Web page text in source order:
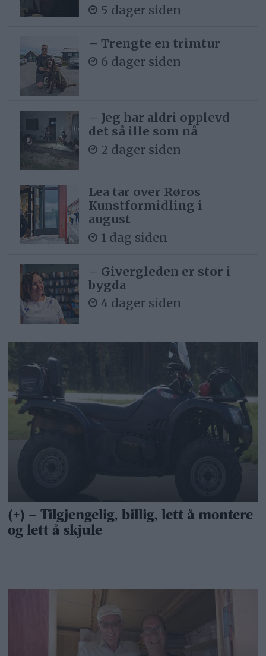
5 dager siden
– Trengte en trimtur
6 dager siden
– Jeg har aldri opplevd
det så ille som nå
2 dager siden
Lea tar over Røros
Kunstformidling i
august
1 dag siden
– Givergleden er stor i
bygda
4 dager siden